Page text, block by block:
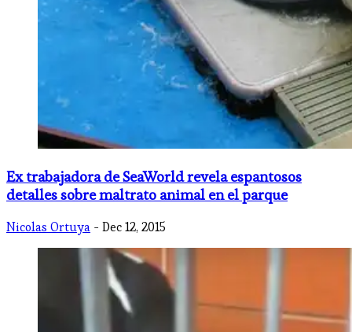
Ex trabajadora de SeaWorld revela espantosos
detalles sobre maltrato animal en el parque
Nicolas Ortuya - Dec 12, 2015